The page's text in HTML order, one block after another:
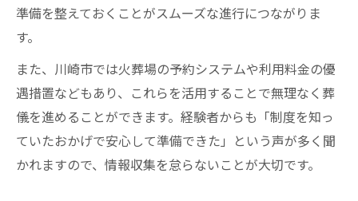
準備を整えておくことがスムーズな進行につながりま
す。
また、川崎市では火葬場の予約システムや利用料金の優
遇措置などもあり、これらを活用することで無理なく葬
儀を進めることができます。経験者からも「制度を知っ
ていたおかげで安心して準備できた」という声が多く聞
かれますので、情報収集を怠らないことが大切です。